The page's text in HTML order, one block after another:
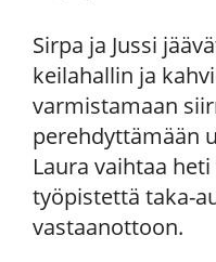
Sirpa ja Jussi
keilahallin ja
varmistamaan
perehdyttämään
Laura vaihtaa
työpistettä taka-
vastaanottoon.